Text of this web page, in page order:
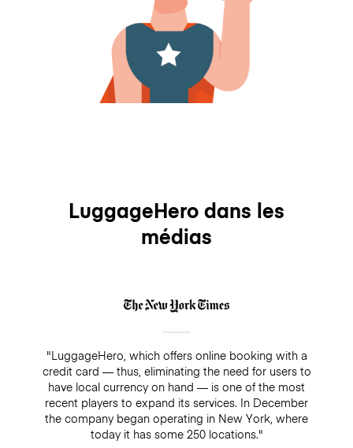
LuggageHero dans les
médias
"LuggageHero, which offers online booking with a
credit card — thus, eliminating the need for users to
have local currency on hand — is one of the most
recent players to expand its services. In December
the company began operating in New York, where
today it has some 250 locations."